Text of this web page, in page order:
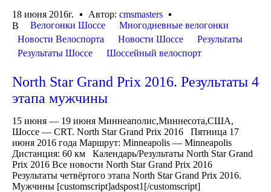
18 июня 2016г.
Автор: cmsmasters
В
Велогонки Шоссе
Многодневные велогонки
Новости Велоспорта
Новости Шоссе
Результаты
Результаты Шоссе
Шоссейный велоспорт
North Star Grand Prix 2016. Результаты 4
этапа мужчины
15 июня — 19 июня Миннеаполис,Миннесота,США,
Шоссе — CRT. North Star Grand Prix 2016 Пятница 17
июня 2016 года Маршрут: Minneapolis — Minneapolis
Дистанция: 60 км Календарь/Результаты North Star Grand
Prix 2016 Все новости North Star Grand Prix 2016
Результаты четвёртого этапа North Star Grand Prix 2016.
Мужчины [customscript]adspost1[/customscript]